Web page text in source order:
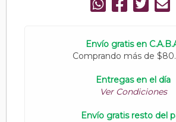
Envío gratis en
Comprando más de
Entregas en el día
Ver Condiciones
Envío gratis resto del